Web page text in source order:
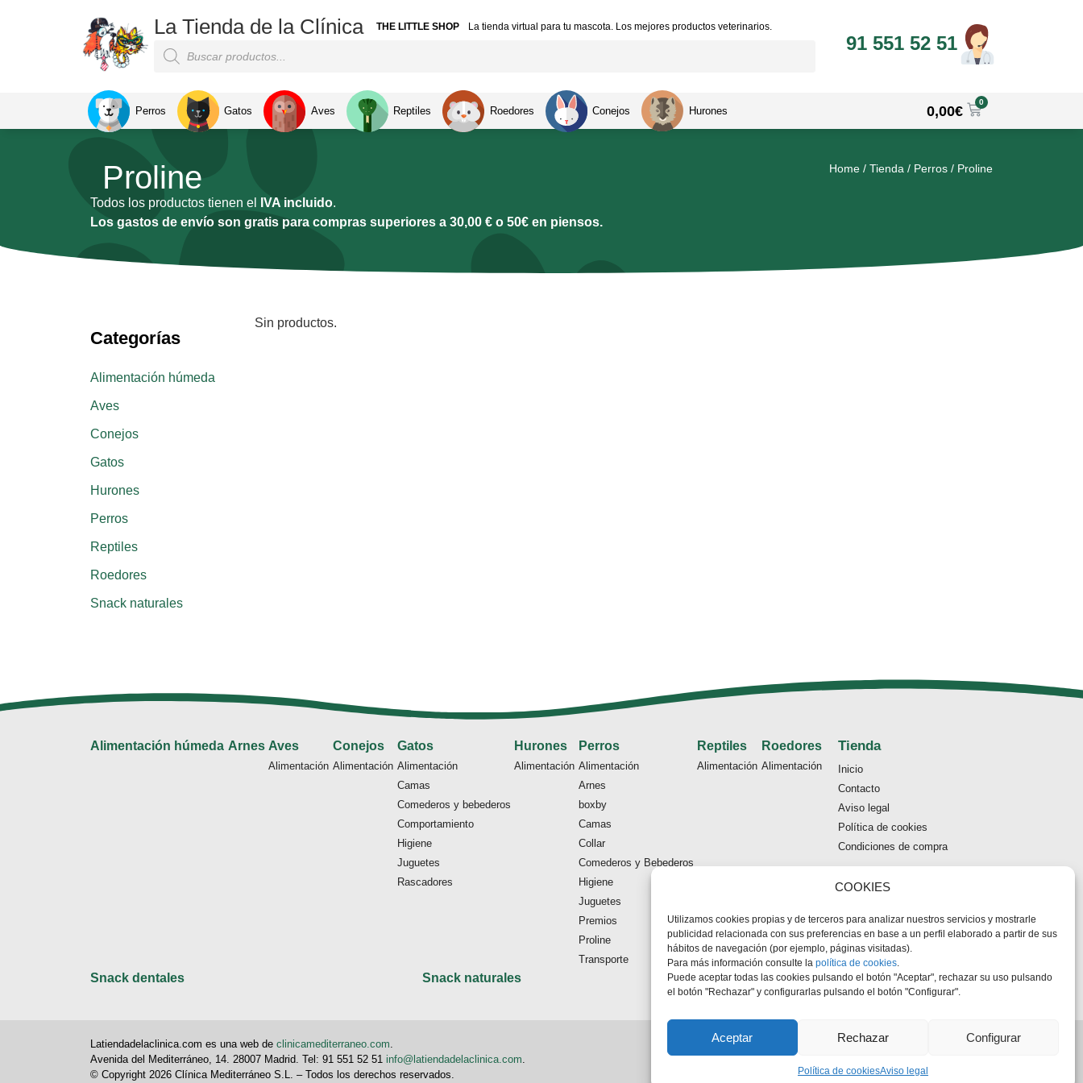
COOKIES
Utilizamos cookies propias y de terceros para analizar nuestros servicios y mostrarle
publicidad relacionada con sus preferencias en base a un perfil elaborado a partir de sus
hábitos de navegación (por ejemplo, páginas visitadas).
Para más información consulte la política de cookies.
Puede aceptar todas las cookies pulsando el botón "Aceptar", rechazar su uso pulsando
el botón "Rechazar" y configurarlas pulsando el botón "Configurar".
Aceptar Rechazar Configurar
Política de cookiesAviso legal
La Tienda de la Clínica THE LITTLE SHOP La tienda virtual para tu mascota. Los mejores productos veterinarios.
91 551 52 51
Perros Gatos Aves Reptiles Roedores Conejos Hurones 0,00€
0
Proline Home / Tienda / Perros / Proline
Todos los productos tienen el IVA incluido.
Los gastos de envío son gratis para compras superiores a 30,00 € o 50€ en piensos.
Categorías
Alimentación húmeda
Aves
Conejos
Gatos
Hurones
Perros
Reptiles
Roedores
Snack naturales
Sin productos.
Alimentación húmeda Arnes Aves
Alimentación
Conejos
Alimentación
Gatos
Alimentación
Camas
Comederos y bebederos
Comportamiento
Higiene
Juguetes
Rascadores
Hurones
Alimentación
Perros
Alimentación
Arnes
boxby
Camas
Collar
Comederos y Bebederos
Higiene
Juguetes
Premios
Proline
Transporte
Reptiles
Alimentación
Roedores
Alimentación
Snack dentales Snack naturales transporte
Tienda
Inicio
Contacto
Aviso legal
Política de cookies
Condiciones de compra
Latiendadelaclinica.com es una web de clinicamediterraneo.com.
Avenida del Mediterráneo, 14. 28007 Madrid. Tel: 91 551 52 51 info@latiendadelaclinica.com.
© Copyright 2026 Clínica Mediterráneo S.L. – Todos los derechos reservados.